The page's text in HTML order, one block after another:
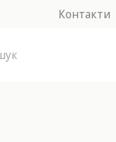
Контакти